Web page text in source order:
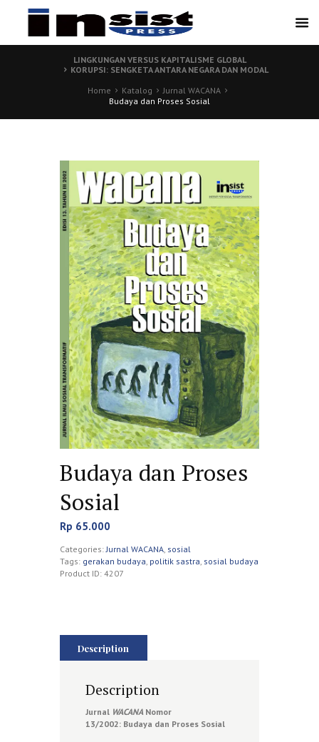
LINGKUNGAN VERSUS KAPITALISME GLOBAL
KORUPSI: SENGKETA ANTARA NEGARA DAN MODAL
Home
Katalog
Jurnal WACANA
Budaya dan Proses Sosial
Budaya dan Proses
Sosial
Rp 65.000
Categories:Jurnal WACANA, sosial
Tags: gerakan budaya, politik sastra, sosial budaya
Product ID: 4207
Description
Description
Jurnal WACANA Nomor
13/2002: Budaya dan Proses Sosial